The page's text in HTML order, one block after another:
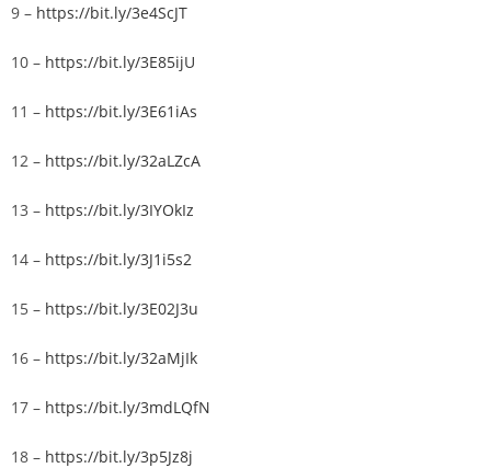
9 – https://bit.ly/3e4ScJT
10 – https://bit.ly/3E85ijU
11 – https://bit.ly/3E61iAs
12 – https://bit.ly/32aLZcA
13 – https://bit.ly/3IYOkIz
14 – https://bit.ly/3J1i5s2
15 – https://bit.ly/3E02J3u
16 – https://bit.ly/32aMjIk
17 – https://bit.ly/3mdLQfN
18 – https://bit.ly/3p5Jz8j